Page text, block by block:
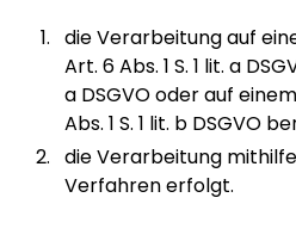
die Verarbeitung auf
Art. 6 Abs. 1 S. 1 lit. a
a DSGVO oder auf
Abs. 1 S. 1 lit. b DSGVO
die Verarbeitung
Verfahren erfolgt.